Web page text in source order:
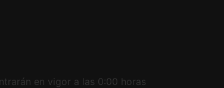
en vigor a las 0:00 horas